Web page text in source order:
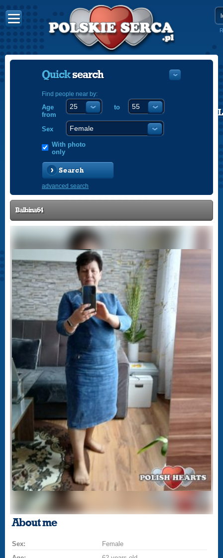
Quicksearch
Find people near by:
Age
from
to
Sex
With photo
only
Search
advanced search
Balbina64
About me
Sex:
Female